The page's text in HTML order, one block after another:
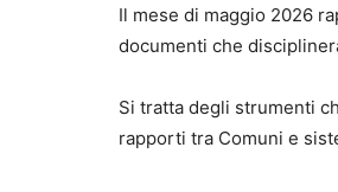
Il mese di maggio 2026
documenti che
Si tratta degli strumenti
rapporti tra Comuni e